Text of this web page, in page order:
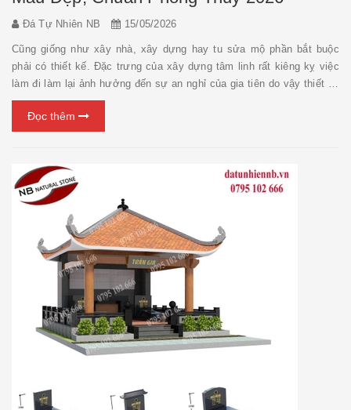
Đá Tự Nhiên NB 15/05/2026
Cũng giống như xây nhà, xây dựng hay tu sửa mộ phần bắt buộc
phải có thiết kế. Đặc trưng của xây dựng tâm linh rất kiêng kỵ việc
làm đi làm lại ảnh hưởng đến sự an nghỉ của gia tiên do vậy thiết kế
mộ đá lại càng trở nên quan trọng để loại bỏ hết những sai sót không
lường trước được khi lập kế ho...
Đọc thêm